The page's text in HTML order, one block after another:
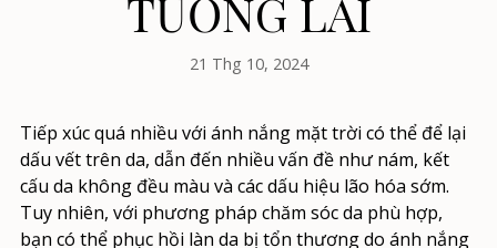
21 Thg 10, 2024
Tiếp xúc quá nhiều với ánh nắng mặt trời có thể để lại
dấu vết trên da, dẫn đến nhiều vấn đề như nám, kết
cấu da không đều màu và các dấu hiệu lão hóa sớm.
Tuy nhiên, với phương pháp chăm sóc da phù hợp,
bạn có thể phục hồi làn da bị tổn thương do ánh nắng